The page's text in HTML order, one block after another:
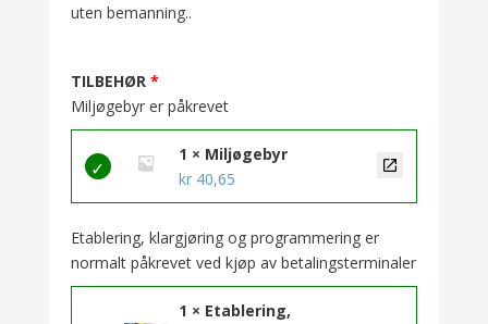
uten bemanning..
TILBEHØR
Miljøgebyr er påkrevet
1 × Miljøgebyr
kr40,65
Etablering, klargjøring og programmering er
normalt påkrevet ved kjøp av betalingsterminaler
1 × Etablering,